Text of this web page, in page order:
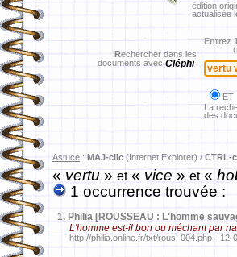
édition
actualisée
Rechercher dans les
documents avec Cléphi
Entrez
ET
La
des
Astuce : MAJ-clic (Internet Explorer) / CTRL-
«vertu »et« vice » et«
1 occurrence trouvée :
1. Philia [ROUSSEAU : L'homme
L'homme est-il bon ou méchant par
http://philia.online.fr/txt/rous_004.php - 12-